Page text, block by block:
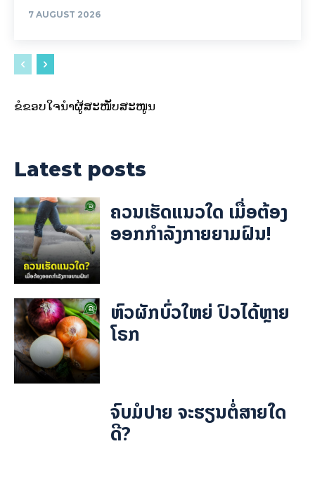
7 AUGUST 2026
ຂໍຂອບໃຈນຳຜູ້ສະໜັບສະໜູນ
Latest posts
ຄວນເຮັດແນວໃດ ເມື່ອຕ້ອງ
ອອກກຳລັງກາຍຍາມຝົນ!
ຫົວຜັກບົ່ວໃຫຍ່ ປົວໄດ້ຫຼາຍ
ໂຣກ
ຈົບມໍປາຍ ຈະຮຽນຕໍ່ສາຍໃດ
ດີ?